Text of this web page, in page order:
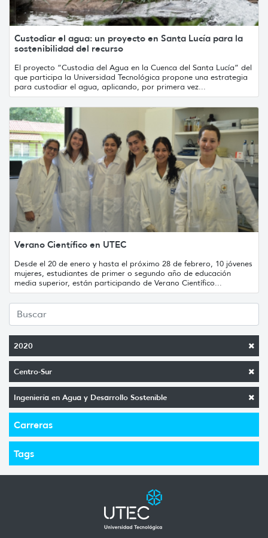
2020
Centro-Sur
Ingeniería en Agua y Desarrollo Sostenible
Carreras
Tags
Custodiar el agua: un proyecto en Santa Lucía para la
sostenibilidad del recurso
El proyecto “Custodia del Agua en la Cuenca del Santa Lucía” del
que participa la Universidad Tecnológica propone una estrategia
para custodiar el agua, aplicando, por primera vez...
Verano Científico en UTEC
Desde el 20 de enero y hasta el próximo 28 de febrero, 10 jóvenes
mujeres, estudiantes de primer o segundo año de educación
media superior, están participando de Verano Científico...